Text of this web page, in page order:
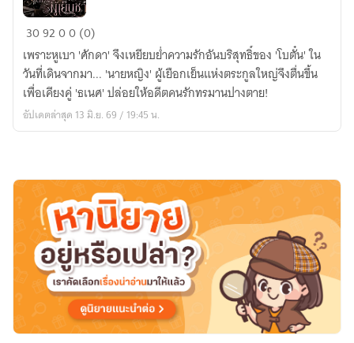
จาก
ที่
ทุ่มเท
สุด
หัวใจ
หญิง
เย็น
309200 (0)
เพราะหูเบา 'ศักดา' จึงเหยียบย่ำความรักอันบริสุทธิ์ของ 'โบตั๋น' ใน
วันที่เดินจากมา... 'นายหญิง' ผู้เยือกเย็นแห่งตระกูลใหญ่จึงตื่นขึ้น
เพื่อเคียงคู่ 'ธเนศ' ปล่อยให้อดีตคนรักทรมานปางตาย!
อัปเดตล่าสุด 13 มิ.ย. 69 / 19:45 น.